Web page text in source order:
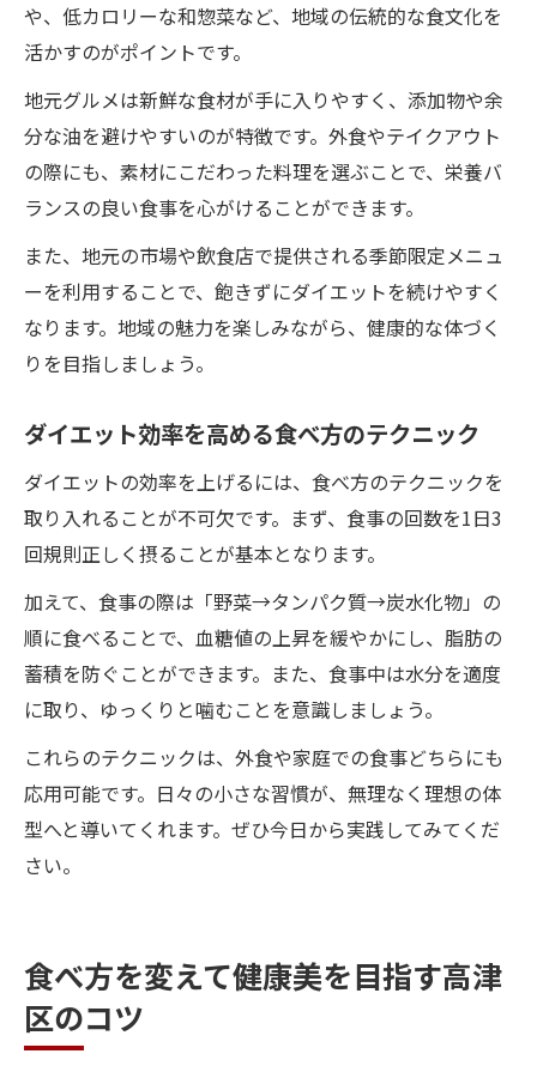
や、低カロリーな和惣菜など、地域の伝統的な食文化を
活かすのがポイントです。
地元グルメは新鮮な食材が手に入りやすく、添加物や余
分な油を避けやすいのが特徴です。外食やテイクアウト
の際にも、素材にこだわった料理を選ぶことで、栄養バ
ランスの良い食事を心がけることができます。
また、地元の市場や飲食店で提供される季節限定メニュ
ーを利用することで、飽きずにダイエットを続けやすく
なります。地域の魅力を楽しみながら、健康的な体づく
りを目指しましょう。
ダイエット効率を高める食べ方のテクニック
ダイエットの効率を上げるには、食べ方のテクニックを
取り入れることが不可欠です。まず、食事の回数を1日3
回規則正しく摂ることが基本となります。
加えて、食事の際は「野菜→タンパク質→炭水化物」の
順に食べることで、血糖値の上昇を緩やかにし、脂肪の
蓄積を防ぐことができます。また、食事中は水分を適度
に取り、ゆっくりと噛むことを意識しましょう。
これらのテクニックは、外食や家庭での食事どちらにも
応用可能です。日々の小さな習慣が、無理なく理想の体
型へと導いてくれます。ぜひ今日から実践してみてくだ
さい。
食べ方を変えて健康美を目指す高津
区のコツ